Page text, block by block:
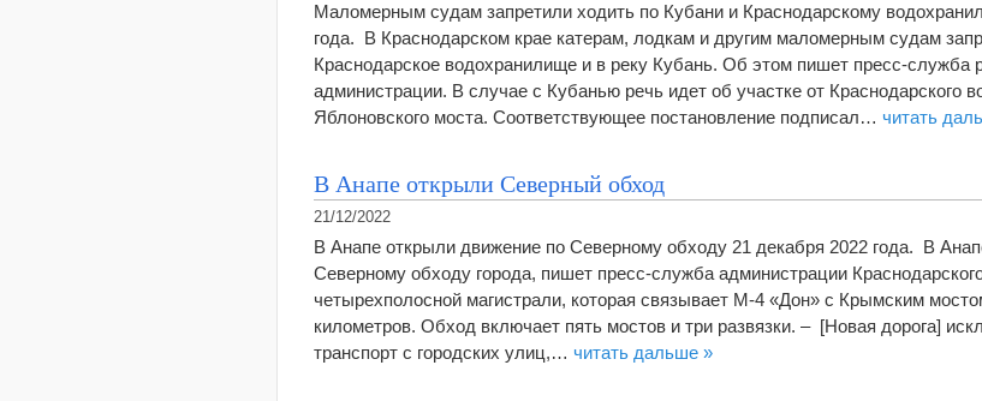
Маломерным судам запретили ходить по Кубани и Краснодарскому
года. В Краснодарском крае катерам, лодкам и другим маломерным судам
Краснодарское водохранилище и в реку Кубань. Об этом пишет пресс-служба
администрации. В случае с Кубанью речь идет об участке от Краснодарского
Яблоновского моста. Соответствующее постановление подписал… читать
В Анапе открыли Северный обход
21/12/2022
В Анапе открыли движение по Северному обходу 21 декабря 2022 года. В
Северному обходу города, пишет пресс-служба администрации
четырехполосной магистрали, которая связывает М-4 «Дон» с Крымским
километров. Обход включает пять мостов и три развязки. – [Новая дорога]
транспорт с городских улиц,… читать дальше »